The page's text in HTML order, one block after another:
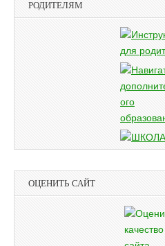
РОДИТЕЛЯМ
ОЦЕНИТЬ САЙТ